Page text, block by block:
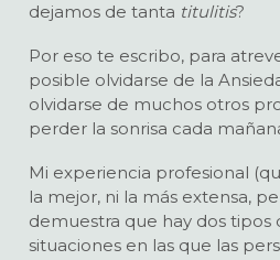
dejamos de tanta titulitis?
Por eso te escribo, para
posible olvidarse de la
olvidarse de muchos otros
perder la sonrisa cada
Mi experiencia profesional
la mejor, ni la más extensa,
demuestra que hay dos
situaciones en las que las